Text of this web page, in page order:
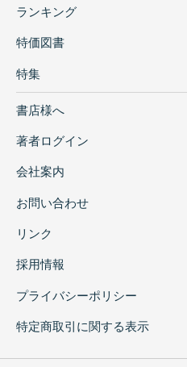
ランキング
特価図書
特集
書店様へ
著者ログイン
会社案内
お問い合わせ
リンク
採用情報
プライバシーポリシー
特定商取引に関する表示